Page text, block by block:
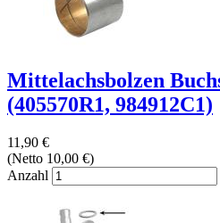
Mittelachsbolzen
(405570R1, 984912C1)
11,90 €
(Netto 10,00 €)
Anzahl